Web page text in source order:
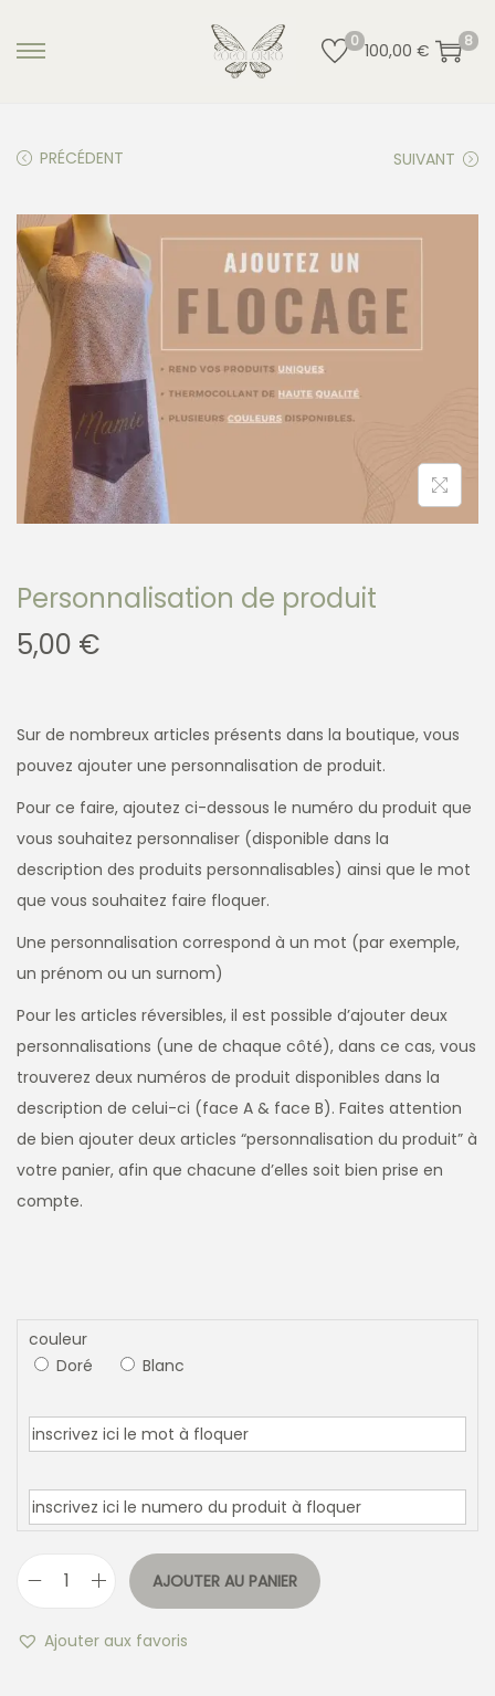
0 100,00 € 8
PRÉCÉDENT SUIVANT
Personnalisation de produit
5,00 €
Sur de nombreux articles présents dans la boutique, vous
pouvez ajouter une personnalisation de produit.
Pour ce faire, ajoutez ci-dessous le numéro du produit que
vous souhaitez personnaliser (disponible dans la
description des produits personnalisables) ainsi que le mot
que vous souhaitez faire floquer.
Une personnalisation correspond à un mot (par exemple,
un prénom ou un surnom)
Pour les articles réversibles, il est possible d’ajouter deux
personnalisations (une de chaque côté), dans ce cas, vous
trouverez deux numéros de produit disponibles dans la
description de celui-ci (face A & face B). Faites attention
de bien ajouter deux articles “personnalisation du produit” à
votre panier, afin que chacune d’elles soit bien prise en
compte.
couleur
Doré
Blanc
AJOUTER AU PANIER
Ajouter aux favoris